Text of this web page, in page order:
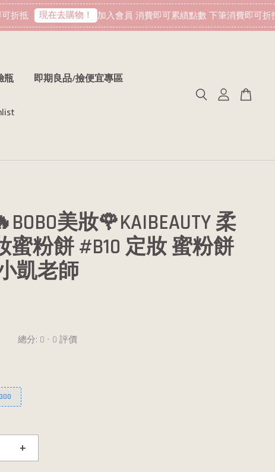
抵 現在去購物！ 加入會員 消費即可累績點數 下筆消費即可折抵
瓶 即期良品/撿便宜專區
美妝🌹KAIBEAUTY 柔
蜜粉餅 #B10 定妝 蜜粉餅
凱老師
總分: 0 - 0 評價
+